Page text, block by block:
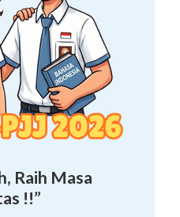
Raih Masa
!!”